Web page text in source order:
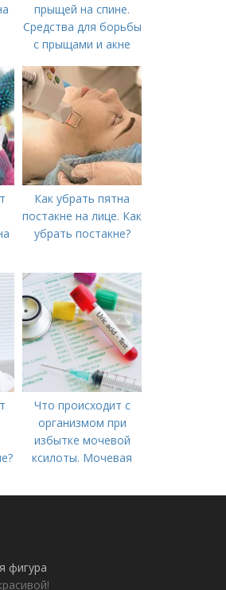
прыщей на спине.
Средства для борьбы
с прыщами и акне
Как убрать пятна
постакне на лице. Как
убрать постакне?
Что происходит с
организмом при
избытке мочевой
ксилоты. Мочевая
норма и отклонения
фигура